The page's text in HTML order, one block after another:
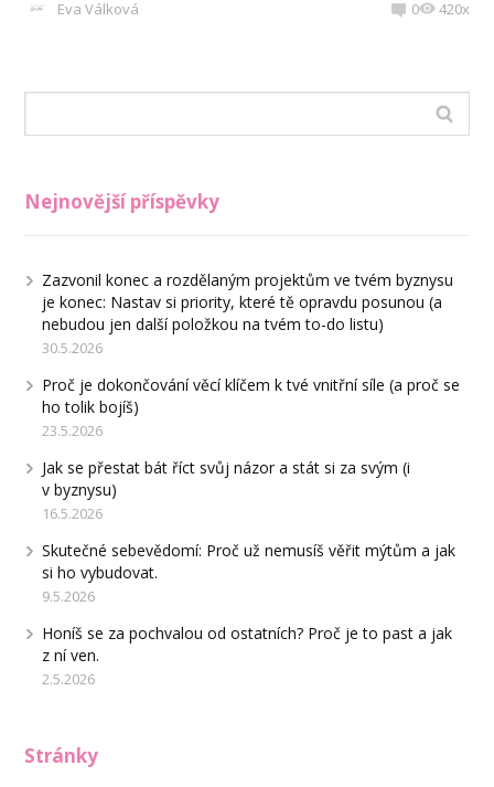
Eva Válková 0 420x
Nejnovější příspěvky
Zazvonil konec a rozdělaným projektům ve tvém byznysu
je konec: Nastav si priority, které tě opravdu posunou (a
nebudou jen další položkou na tvém to-do listu)
30.5.2026
Proč je dokončování věcí klíčem k tvé vnitřní síle (a proč se
ho tolik bojíš)
23.5.2026
Jak se přestat bát říct svůj názor a stát si za svým (i
v byznysu)
16.5.2026
Skutečné sebevědomí: Proč už nemusíš věřit mýtům a jak
si ho vybudovat.
9.5.2026
Honíš se za pochvalou od ostatních? Proč je to past a jak
z ní ven.
2.5.2026
Stránky